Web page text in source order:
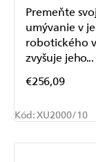
€256,09
Premeňte
umývanie v
robotického
zvyšuje jeho...
Kód:XU2000/10